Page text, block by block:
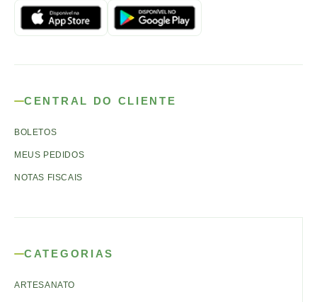
CENTRAL DO CLIENTE
BOLETOS
MEUS PEDIDOS
NOTAS FISCAIS
CATEGORIAS
ARTESANATO